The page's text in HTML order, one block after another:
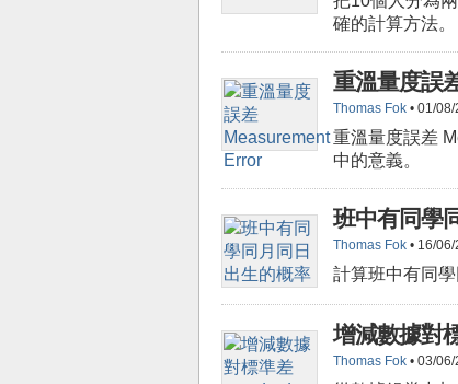
確的計算方法。
重溫量度誤
Thomas Fok • 01/
重溫量度誤差
中的意義。
班中有同學
Thomas Fok • 16/
計算班中有同
增減數據對
Thomas Fok • 03/